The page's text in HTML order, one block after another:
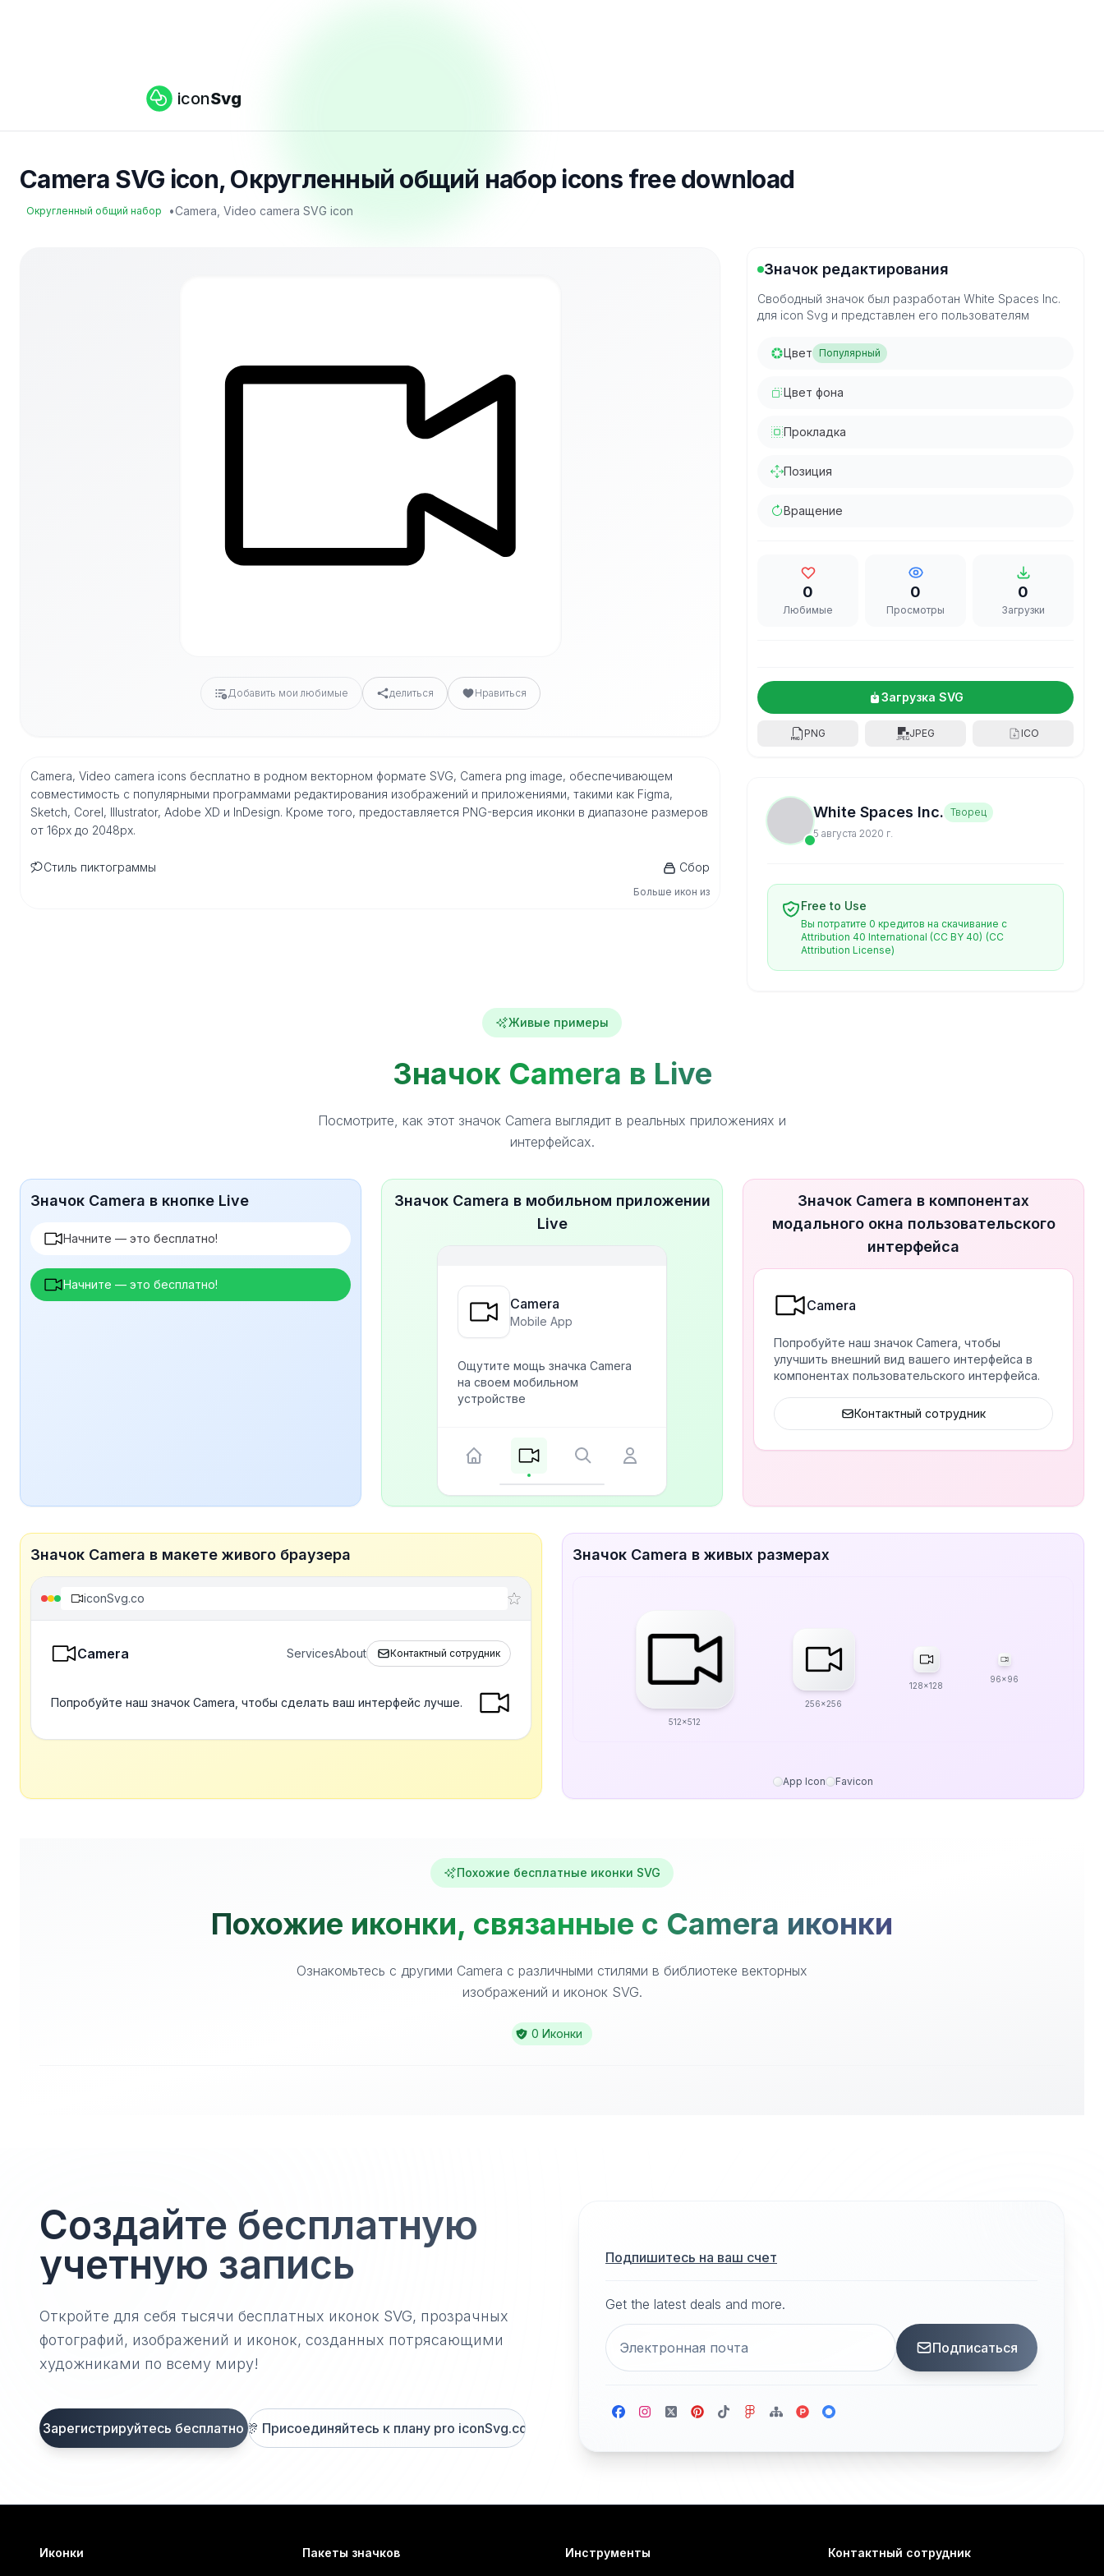
iconSvg
Camera SVG icon, Округленный общий набор icons free download
Округленный общий набор •Camera, Video camera SVG icon
Добавить мои любимые делиться Нравиться
Camera, Video camera icons бесплатно в родном векторном формате SVG, Camera png image, обеспечивающем
совместимость с популярными программами редактирования изображений и приложениями, такими как Figma,
Sketch, Corel, Illustrator, Adobe XD и InDesign. Кроме того, предоставляется PNG-версия иконки в диапазоне размеров
от 16px до 2048px.
Стиль пиктограммы Сбор
Больше икон из
Значок редактирования
Свободный значок был разработан White Spaces Inc.
для icon Svg и представлен его пользователям
Цвет Популярный
Цвет фона
Прокладка
Позиция
Вращение
0
Любимые
0
Просмотры
0
Загрузки
Загрузка SVG
PNG JPEG ICO
White Spaces Inc. Творец
5 августа 2020 г.
Free to Use
Вы потратите 0 кредитов на скачивание с
Attribution 40 International (CC BY 40) (CC
Attribution License)
Живые примеры
Значок Camera в Live
Посмотрите, как этот значок Camera выглядит в реальных приложениях и
интерфейсах.
Значок Camera в кнопке Live
Начните — это бесплатно!
Начните — это бесплатно!
Значок Camera в мобильном приложении
Live
Camera
Mobile App
Ощутите мощь значка Camera
на своем мобильном
устройстве
Значок Camera в компонентах
модального окна пользовательского
интерфейса
Camera
Попробуйте наш значок Camera, чтобы
улучшить внешний вид вашего интерфейса в
компонентах пользовательского интерфейса.
Контактный сотрудник
Значок Camera в макете живого браузера
iconSvg.co
Camera ServicesAbout Контактный сотрудник
Попробуйте наш значок Camera, чтобы сделать ваш интерфейс лучше.
Значок Camera в живых размерах
512x512
256x256
128x128
96x96
App Icon Favicon
Похожие бесплатные иконки SVG
Похожие иконки, связанные с Camera иконки
Ознакомьтесь с другими Camera с различными стилями в библиотеке векторных
изображений и иконок SVG.
0 Иконки
Создайте бесплатную
учетную запись
Откройте для себя тысячи бесплатных иконок SVG, прозрачных
фотографий, изображений и иконок, созданных потрясающими
художниками по всему миру!
Зарегистрируйтесь бесплатно 🎊 Присоединяйтесь к плану pro iconSvg.co
Подпишитесь на ваш счет
Get the latest deals and more.
Подписаться
Иконки Пакеты значков Инструменты Контактный сотрудник